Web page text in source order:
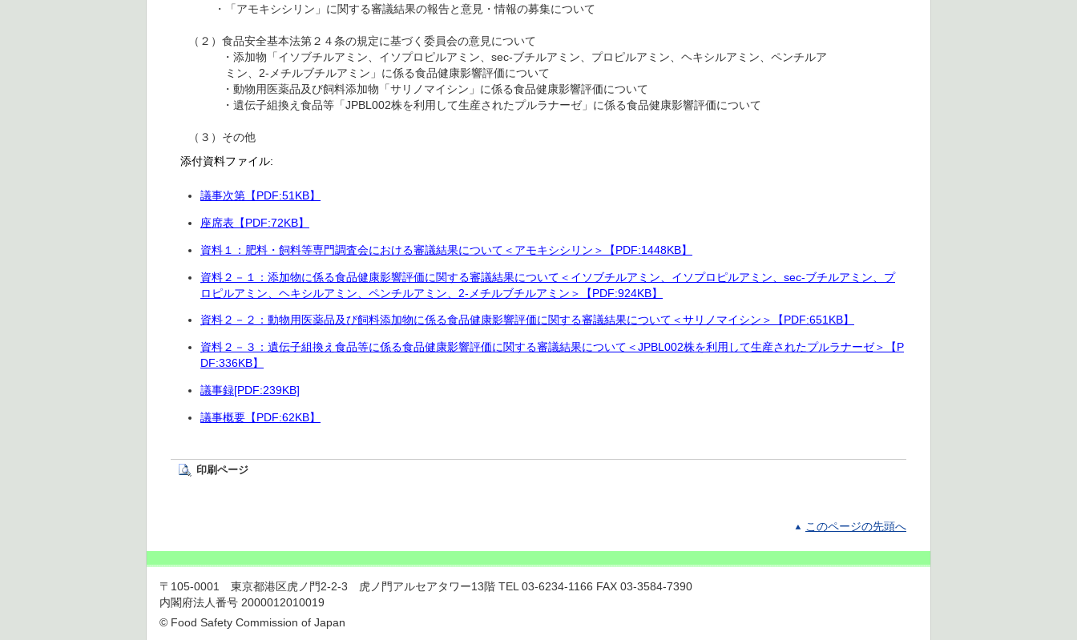
・「アモキシシリン」に関する審議結果の報告と意見・情報の募集について
（２）食品安全基本法第２４条の規定に基づく委員会の意見について
・添加物「イソブチルアミン、イソプロピルアミン、sec-ブチルアミン、プロピルアミン、ヘキシルアミン、ペンチルア
ミン、2-メチルブチルアミン」に係る食品健康影響評価について
・動物用医薬品及び飼料添加物「サリノマイシン」に係る食品健康影響評価について
・遺伝子組換え食品等「JPBL002株を利用して生産されたプルラナーゼ」に係る食品健康影響評価について
（３）その他
添付資料ファイル:
議事次第【PDF:51KB】
座席表【PDF:72KB】
資料１：肥料・飼料等専門調査会における審議結果について＜アモキシシリン＞【PDF:1448KB】
資料２－１：添加物に係る食品健康影響評価に関する審議結果について＜イソブチルアミン、イソプロピルアミン、sec-ブチルアミン、プ
ロピルアミン、ヘキシルアミン、ペンチルアミン、2-メチルブチルアミン＞【PDF:924KB】
資料２－２：動物用医薬品及び飼料添加物に係る食品健康影響評価に関する審議結果について＜サリノマイシン＞【PDF:651KB】
資料２－３：遺伝子組換え食品等に係る食品健康影響評価に関する審議結果について＜JPBL002株を利用して生産されたプルラナーゼ＞【P
DF:336KB】
議事録[PDF:239KB]
議事概要【PDF:62KB】
印刷ページ
このページの先頭へ
〒105-0001 東京都港区虎ノ門2-2-3 虎ノ門アルセアタワー13階 TEL 03-6234-1166 FAX 03-3584-7390
内閣府法人番号 2000012010019
© Food Safety Commission of Japan